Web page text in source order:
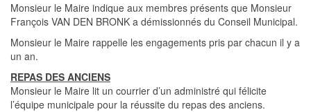
Monsieur le Maire indique aux membres présents que Monsieur
François VAN DEN BRONK a démissionnés du Conseil Municipal.
Monsieur le Maire rappelle les engagements pris par chacun il y a
un an.
REPAS DES ANCIENS
Monsieur le Maire lit un courrier d’un administré qui félicite
l’équipe municipale pour la réussite du repas des anciens.